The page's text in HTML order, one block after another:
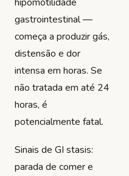
gastrointestinal —
começa a produzir gás,
distensão e dor
intensa em horas. Se
não tratada em até 24
horas, é
potencialmente fatal.
Sinais de GI stasis:
parada de comer e